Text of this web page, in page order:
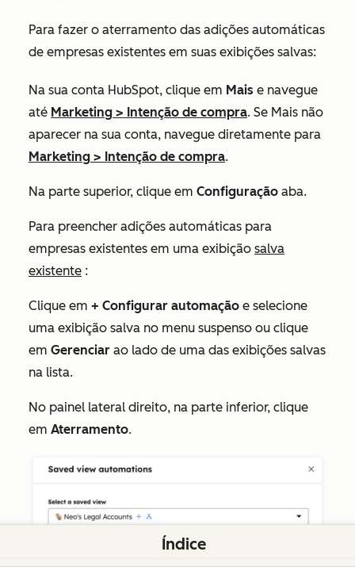
Para fazer o aterramento das adições automáticas
de empresas existentes em suas exibições salvas:
Na sua conta HubSpot, clique em Mais e navegue
até Marketing > Intenção de compra. Se Mais não
aparecer na sua conta, navegue diretamente para
Marketing > Intenção de compra.
Na parte superior, clique em Configuração aba.
Para preencher adições automáticas para
empresas existentes em uma exibição salva
existente :
Clique em + Configurar automação e selecione
uma exibição salva no menu suspenso ou clique
em Gerenciar ao lado de uma das exibições salvas
na lista.
No painel lateral direito, na parte inferior, clique
em Aterramento.
Índice